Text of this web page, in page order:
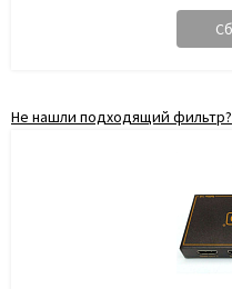
Не нашли подходящий фильтр?